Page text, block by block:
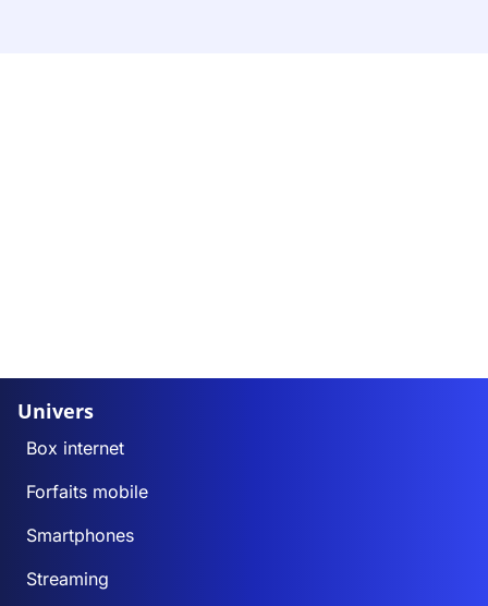
Univers
Box internet
Forfaits mobile
Smartphones
Streaming